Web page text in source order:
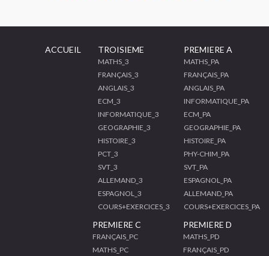
ACCUEIL TROISIEME
MATHS_3
FRANÇAIS_3
ANGLAIS_3
ECM_3
INFORMATIQUE_3
GEOGRAPHIE_3
HISTOIRE_3
PCT_3
SVT_3
ALLEMAND_3
ESPAGNOL_3
COURS+EXERCICES_3
PREMIERE A
MATHS_PA
FRANÇAIS_PA
ANGLAIS_PA
INFORMATIQUE_PA
ECM_PA
GEOGRAPHIE_PA
HISTOIRE_PA
PHY-CHIM_PA
SVT_PA
ESPAGNOL_PA
ALLEMAND_PA
COURS+EXERCICES_PA
PREMIERE C
FRANÇAIS_PC
MATHS_PC
PREMIERE D
MATHS_PD
FRANÇAIS_PD